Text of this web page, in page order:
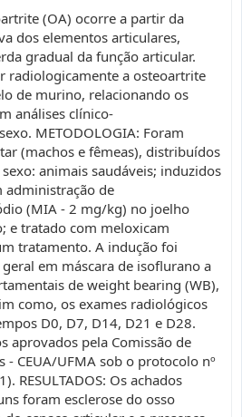
(OA) ocorre a partir da
dos elementos articulares,
gradual da função articular.
radiologicamente a osteoartrite
de murino, relacionando os
análises clínico-
METODOLOGIA: Foram
(machos e fêmeas), distribuídos
animais saudáveis; induzidos
administração de
(MIA - 2 mg/kg) no joelho
e tratado com meloxicam
tratamento. A indução foi
em máscara de isoflurano a
de weight bearing (WB),
como, os exames radiológicos
D0, D7, D14, D21 e D28.
aprovados pela Comissão de
- CEUA/UFMA sob o protocolo nº
RESULTADOS: Os achados
foram esclerose do osso